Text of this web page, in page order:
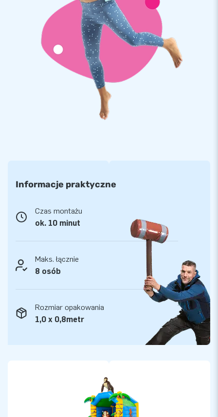
Gwarancja jakości i bezpieczeństwo
Dla firmy JB-dmuchańce najważniejsze jest bezpieczeństwo
naszych produktów. Wszystkie nasze dmuchańce wykonane
są z najwyższej jakości, ognioodpornej i bardzo wytrzymałej,
plandeki PVC, której waga wynosi 680 g/m². Używana przez
nas plandeka PVC jest bardzo wytrzymała na rozciąganie i
ma trwały kolor, który nie wyblaknie przez lata. Kupując ten
unikatowy model z pewnością zaskoczysz swoich klientów.
Europie i nie tylko. Nasz zespół projektantów, programistów
ora pracowników logistycznych w doskonały sposób
mogą być pewni naszej profesjonalnej obsługi i dostawy.
Informacje praktyczne
Czas montażu
ok. 10 minut
Maks. łącznie
8 osób
Rozmiar opakowania
1,0 x 0,8metr